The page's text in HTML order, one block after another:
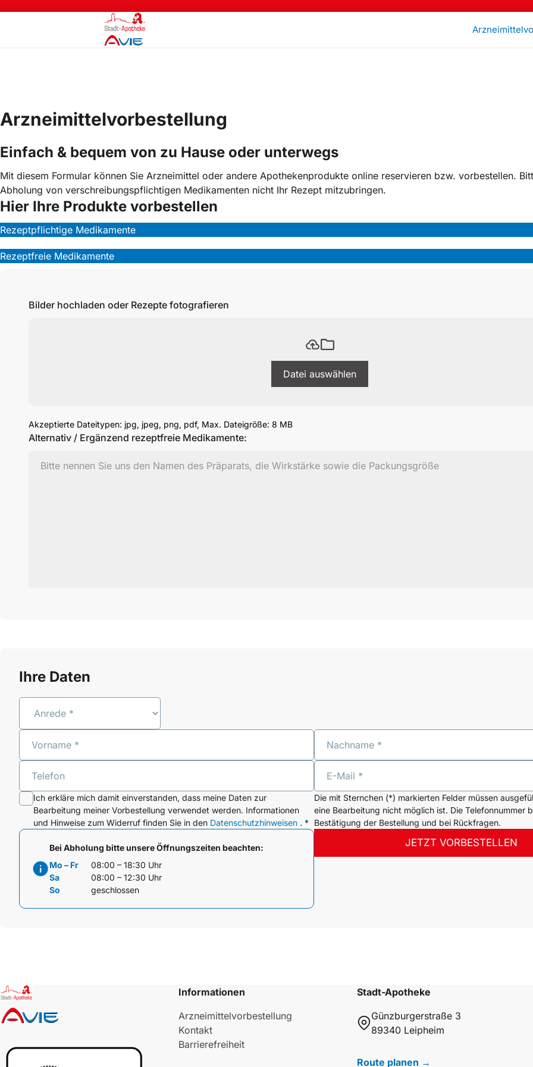
Arzneimittelvorbestellung
Einfach & bequem von zu Hause oder unterwegs
Mit diesem Formular können Sie Arzneimittel oder andere Apothekenprodukte online reservieren bzw. vorbestellen.
Abholung von verschreibungspflichtigen Medikamenten nicht Ihr Rezept mitzubringen.
Hier Ihre Produkte vorbestellen
Rezeptpflichtige Medikamente
Rezeptfreie Medikamente
Bilder hochladen oder Rezepte fotografieren
Datei auswählen
Akzeptierte Dateitypen: jpg, jpeg, png, pdf, Max. Dateigröße: 8 MB
Alternativ / Ergänzend rezeptfreie Medikamente:
Ihre Daten
Ich erkläre mich damit einverstanden, dass meine Daten zur
Bearbeitung meiner Vorbestellung verwendet werden. Informationen
und Hinweise zum Widerruf finden Sie in den Datenschutzhinweisen . *
Bei Abholung bitte unsere Öffnungszeiten beachten:
Mo – Fr
08:00 – 18:30 Uhr
Sa
08:00 – 12:30 Uhr
So
geschlossen
Die mit Sternchen (*) markierten Felder müssen
eine Bearbeitung nicht möglich ist. Die Telefonnummer
Bestätigung der Bestellung und bei Rückfragen.
JETZT VORBESTELLEN
Informationen
Arzneimittelvorbestellung
Kontakt
Barrierefreiheit
Stadt-Apotheke
Günzburgerstraße 3
89340 Leipheim
Route planen →